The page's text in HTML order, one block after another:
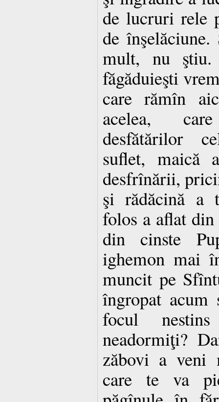
de lucruri rele
de
mult, nu
făgăduieşti
care rămîn
acelea,
desfătărilor
suflet, maică
desfrînării,
şi rădăcină a
folos a aflat
din cinste
ighemon mai
muncit pe
îngropat
focul
neadormiţi?
zăbovi a veni
care te va